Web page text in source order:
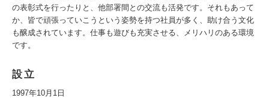
の表彰式を行ったりと、他部署間との交流も活発です。それもあって
か、皆で頑張っていこうという姿勢を持つ社員が多く、助け合う文化
も醸成されています。仕事も遊びも充実させる、メリハリのある環境
です。
設立
1997年10月1日